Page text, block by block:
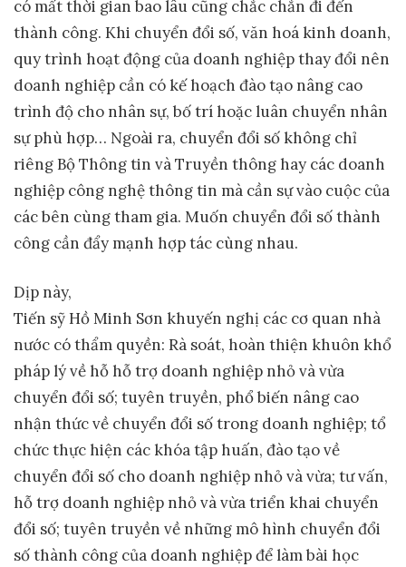
có mất thời gian bao lâu cũng chắc chắn đi đến
thành công. Khi chuyển đổi số, văn hoá kinh doanh,
quy trình hoạt động của doanh nghiệp thay đổi nên
doanh nghiệp cần có kế hoạch đào tạo nâng cao
trình độ cho nhân sự, bố trí hoặc luân chuyển nhân
sự phù hợp… Ngoài ra, chuyển đổi số không chỉ
riêng Bộ Thông tin và Truyền thông hay các doanh
nghiệp công nghệ thông tin mà cần sự vào cuộc của
các bên cùng tham gia. Muốn chuyển đổi số thành
công cần đẩy mạnh hợp tác cùng nhau.
Dịp này,
Tiến sỹ Hồ Minh Sơn khuyến nghị các cơ quan nhà
nước có thẩm quyền: Rà soát, hoàn thiện khuôn khổ
pháp lý về hỗ hỗ trợ doanh nghiệp nhỏ và vừa
chuyển đổi số; tuyên truyền, phổ biến nâng cao
nhận thức về chuyển đổi số trong doanh nghiệp; tổ
chức thực hiện các khóa tập huấn, đào tạo về
chuyển đổi số cho doanh nghiệp nhỏ và vừa; tư vấn,
hỗ trợ doanh nghiệp nhỏ và vừa triển khai chuyển
đổi số; tuyên truyền về những mô hình chuyển đổi
số thành công của doanh nghiệp để làm bài học